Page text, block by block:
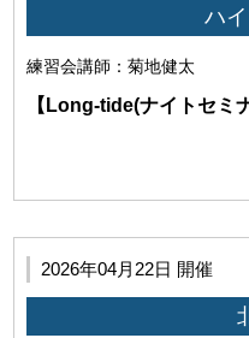
第8条（遵守義務）
利用者は、本約款、当研究
ハ
練習会講師：菊地健太
【Long-tide(ナイトセミ
2026年04月22日 開催